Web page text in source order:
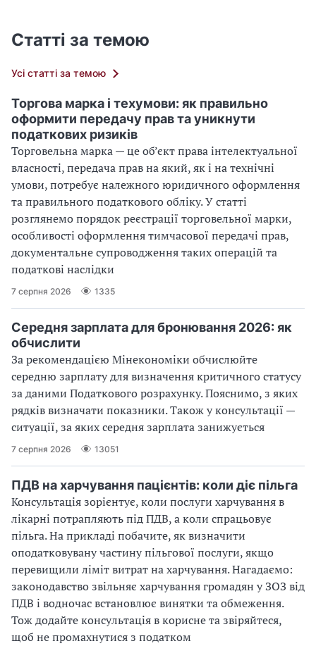
Статті за темою
Усі статті за темою
Торгова марка і техумови: як правильно
оформити передачу прав та уникнути
податкових ризиків
Торговельна марка — це об’єкт права інтелектуальної
власності, передача прав на який, як і на технічні
умови, потребує належного юридичного оформлення
та правильного податкового обліку. У статті
розглянемо порядок реєстрації торговельної марки,
особливості оформлення тимчасової передачі прав,
документальне супроводження таких операцій та
податкові наслідки
7 серпня 2026 1335
Середня зарплата для бронювання 2026: як
обчислити
За рекомендацією Мінекономіки обчислюйте
середню зарплату для визначення критичного статусу
за даними Податкового розрахунку. Пояснимо, з яких
рядків визначати показники. Також у консультації —
ситуації, за яких середня зарплата занижується
7 серпня 2026 13051
ПДВ на харчування пацієнтів: коли діє пільга
Консультація зорієнтує, коли послуги харчування в
лікарні потрапляють під ПДВ, а коли спрацьовує
пільга. На прикладі побачите, як визначити
оподатковувану частину пільгової послуги, якщо
перевищили ліміт витрат на харчування. Нагадаємо:
законодавство звільняє харчування громадян у ЗОЗ від
ПДВ і водночас встановлює винятки та обмеження.
Тож додайте консультація в корисне та звіряйтеся,
щоб не промахнутися з податком